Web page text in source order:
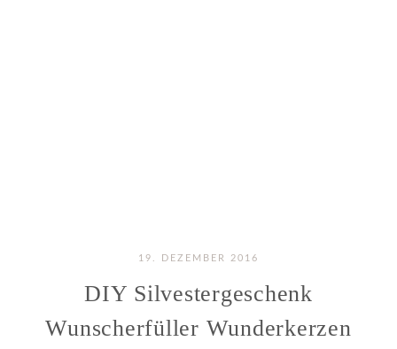
19. DEZEMBER 2016
DIY Silvestergeschenk
Wunscherfüller Wunderkerzen